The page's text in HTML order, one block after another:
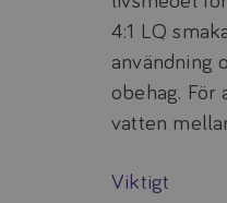
4:1 LQ
användning
obehag.
vatten
Viktigt